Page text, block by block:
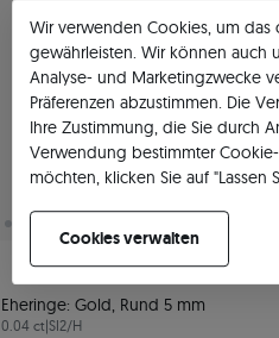
Eheringe: Gold, Rund 5 mm
0.04 ct|SI2/H
Wir verwenden Cookies, um
gewährleisten. Wir können auch
Analyse- und Marketingzwecke
Präferenzen abzustimmen. Die
Ihre Zustimmung, die Sie durch
Verwendung bestimmter
möchten, klicken Sie auf "Lassen
Cookies verwalten